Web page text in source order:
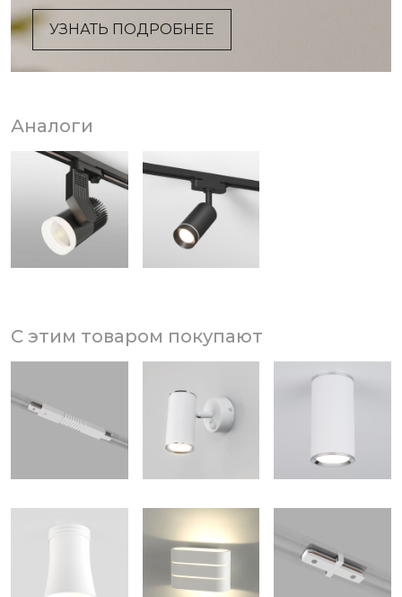
УЗНАТЬ ПОДРОБНЕЕ
Аналоги
С этим товаром покупают